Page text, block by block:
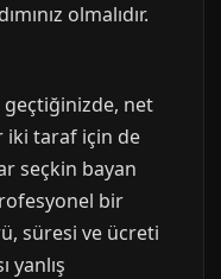
olmalıdır.
net
iki taraf için de
seçkin bayan
bir
süresi ve ücreti
yanlış